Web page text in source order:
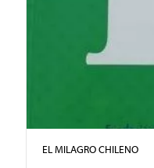
EL MILAGRO CHILENO